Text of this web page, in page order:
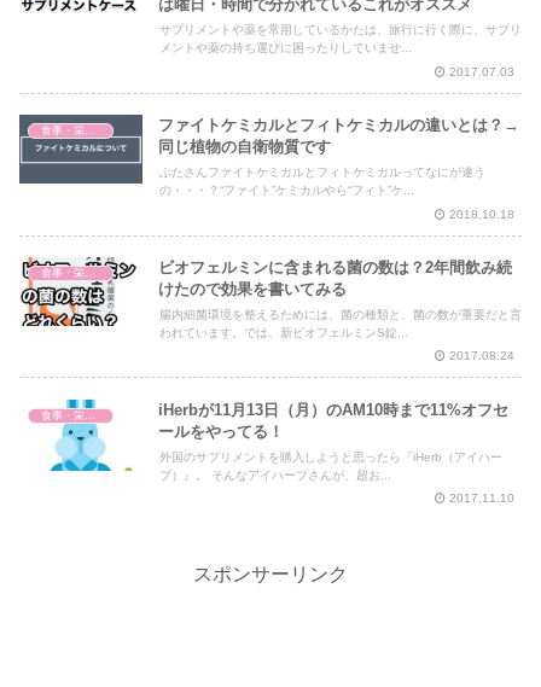
は曜日・時間で分かれているこれがオススメ
サプリメントや薬を常用しているかたは、旅行に行く際に、サプリ
メントや薬の持ち運びに困ったりしていませ...
2017.07.03
食事・栄養・サプリ
ファイトケミカルとフィトケミカルの違いとは？→
同じ植物の自衛物質です
ぶたさんファイトケミカルとフィトケミカルってなにが違う
の・・・？“ファイト”ケミカルやら“フィト”ケ...
2018.10.18
食事・栄養・サプリ
ビオフェルミンに含まれる菌の数は？2年間飲み続
けたので効果を書いてみる
腸内細菌環境を整えるためには、菌の種類と、菌の数が重要だと言
われています。では、新ビオフェルミンS錠...
2017.08.24
食事・栄養・サプリ
iHerbが11月13日（月）のAM10時まで11%オフセ
ールをやってる！
外国のサプリメントを購入しようと思ったら『iHerb（アイハー
ブ）』。 そんなアイハーブさんが、超お...
2017.11.10
スポンサーリンク